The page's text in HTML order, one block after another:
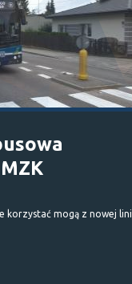
korzystać mogą z nowej